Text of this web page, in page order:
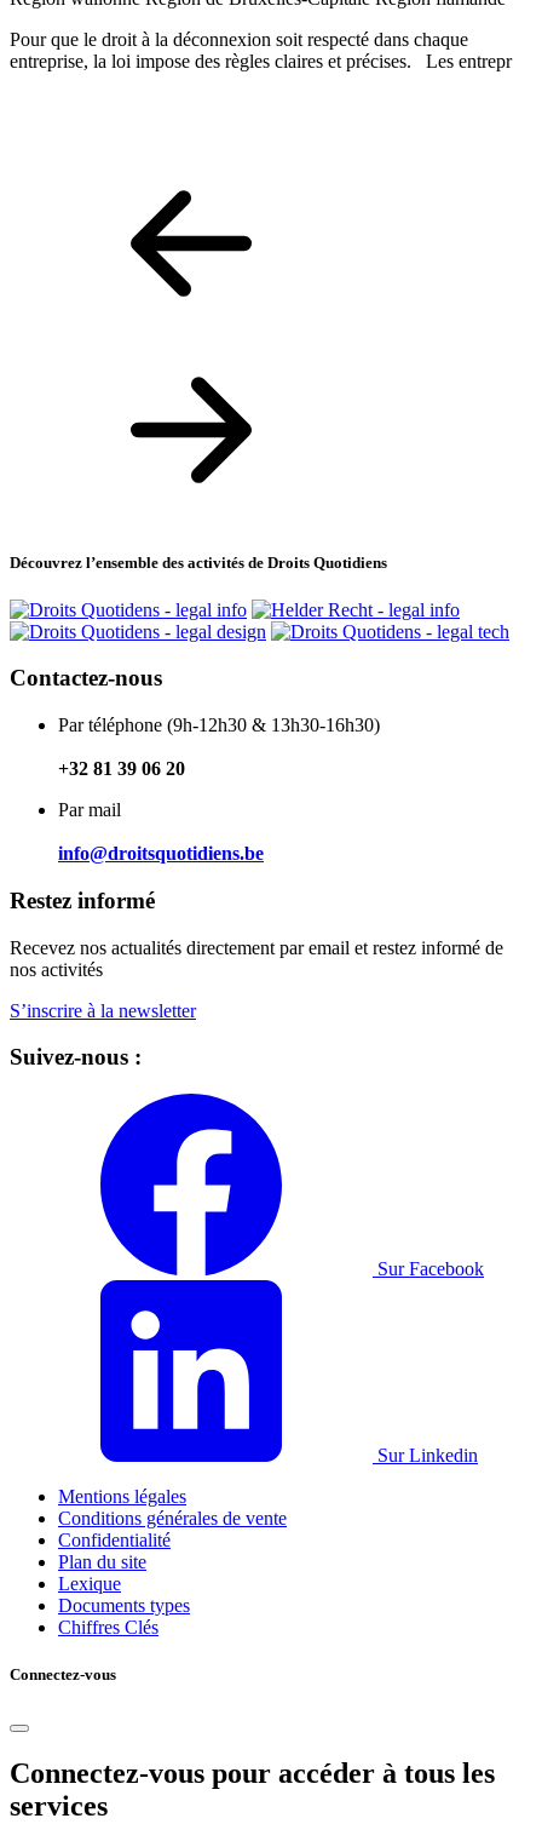
Pour que le droit à la déconnexion soit respecté dans chaque
entreprise, la loi impose des règles claires et précises. Les entrepr
Découvrez l’ensemble des activités de Droits Quotidiens
Contactez-nous
Par téléphone (9h-12h30 & 13h30-16h30)
+32 81 39 06 20
Par mail
info@droitsquotidiens.be
Restez informé
Recevez nos actualités directement par email et restez informé de
nos activités
S’inscrire à la newsletter
Suivez-nous :
Sur Facebook
Sur Linkedin
Mentions légales
Conditions générales de vente
Confidentialité
Plan du site
Lexique
Documents types
Chiffres Clés
Connectez-vous
Connectez-vous pour accéder à tous les
services